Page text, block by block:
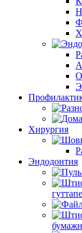
Хирургия
Эндодонтия